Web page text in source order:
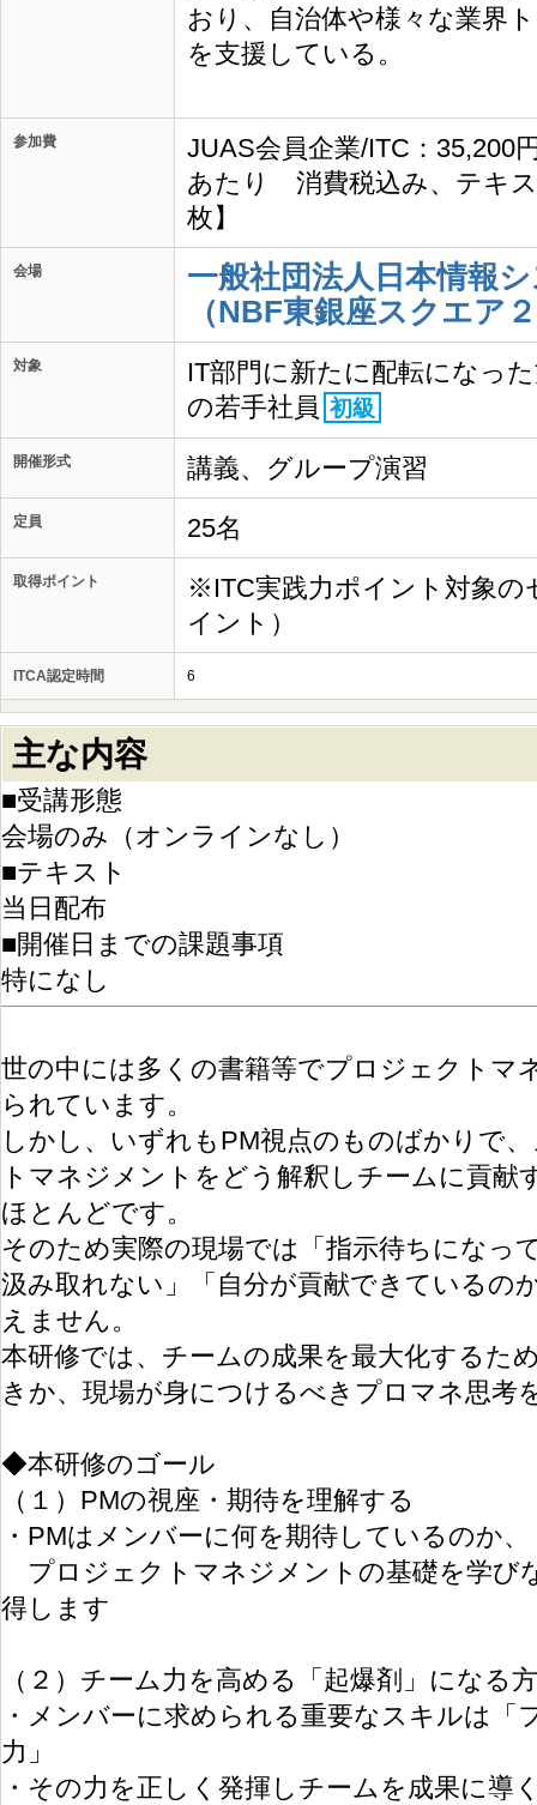
おり、自治体や様々な業界
を支援している。
参加費
JUAS会員企業/ITC：35,200
あたり 消費税込み、テキ
枚】
会場
一般社団法人日本情報
（NBF東銀座スクエア
対象
IT部門に新たに配転になっ
の若手社員 初級
開催形式 講義、グループ演習
定員 25名
取得ポイント
※ITC実践力ポイント対象の
イント）
ITCA認定時間 6
主な内容
■受講形態
会場のみ（オンラインなし）
■テキスト
当日配布
■開催日までの課題事項
特になし
世の中には多くの書籍等でプロジェクトマ
られています。
しかし、いずれもPM視点のものばかりで
トマネジメントをどう解釈しチームに貢献
ほとんどです。
そのため実際の現場では「指示待ちになっ
汲み取れない」「自分が貢献できているの
えません。
本研修では、チームの成果を最大化するた
きか、現場が身につけるべきプロマネ思考
◆本研修のゴール
（１）PMの視座・期待を理解する
・PMはメンバーに何を期待しているのか、
プロジェクトマネジメントの基礎を学び
得します
（２）チーム力を高める「起爆剤」になる
・メンバーに求められる重要なスキルは「
力」
・その力を正しく発揮しチームを成果に導